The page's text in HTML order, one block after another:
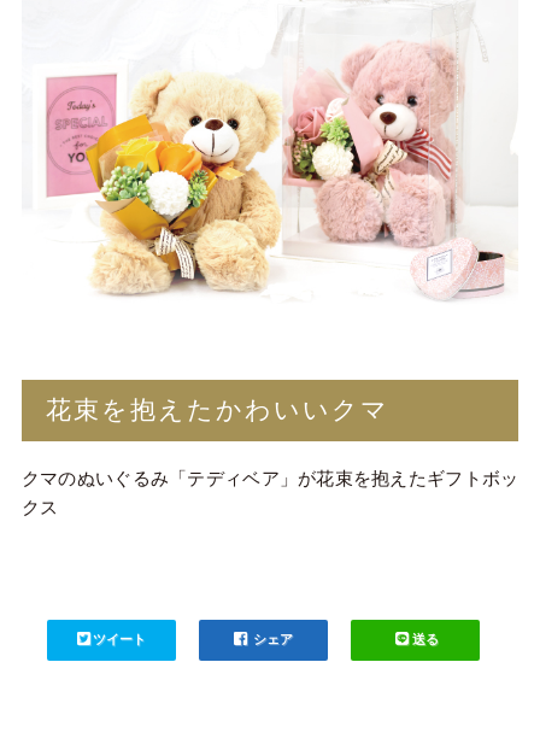
花束を抱えたかわいいクマ
クマのぬいぐるみ「テディベア」が花束を抱えたギフトボッ
クス
ツイート シェア 送る